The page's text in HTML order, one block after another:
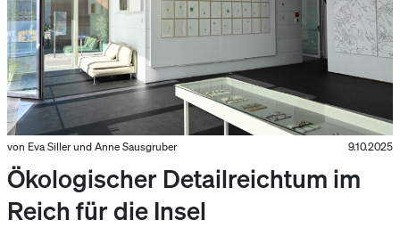
von Eva Siller und Anne Sausgruber 9.10.2025
Ökologischer Detailreichtum im
Reich für die Insel